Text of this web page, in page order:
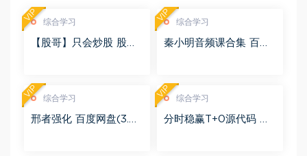
综合学习
【股哥】只会炒股 股哥
VIP 综合学习
秦小明音频课合集 百度
VIP
综合学习
邢者强化 百度网盘(3.01
VIP 综合学习
分时稳赢T+0源代码 自
VIP